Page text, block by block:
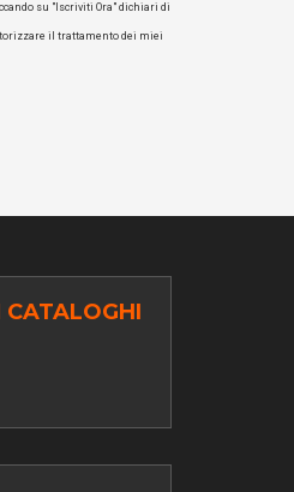
su "Iscriviti Ora" dichiari di
il trattamento dei miei
CATALOGHI